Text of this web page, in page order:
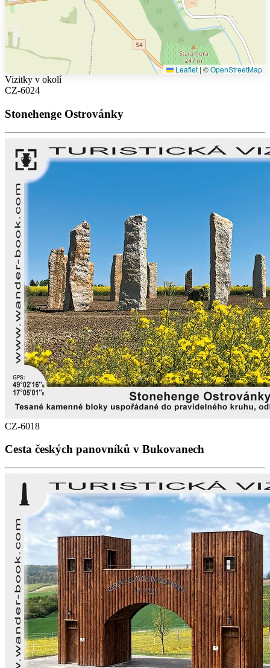
Leaflet | ©OpenStreetMap
Vizitky v okolí
CZ-6024
Stonehenge Ostrovánky
CZ-6018
Cesta českých panovníků v Bukovanech